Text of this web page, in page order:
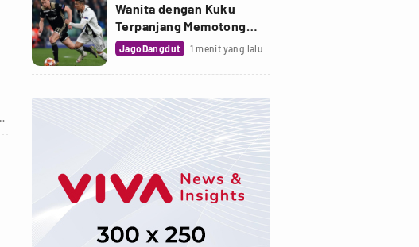
Wanita dengan Kuku
Terpanjang Memotong
Kukunya Sepanjang 733
cm
JagoDangdut 1 menit yang lalu